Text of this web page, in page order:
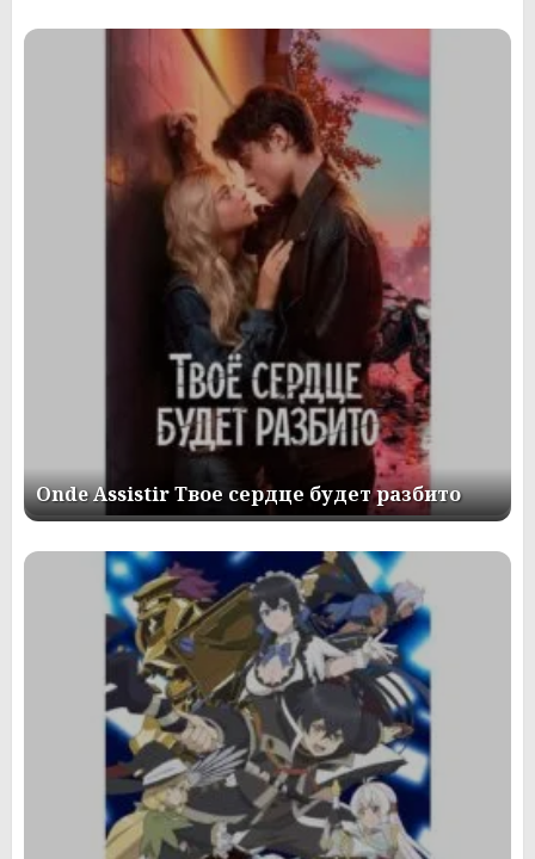
Onde Assistir Твое сердце будет разбито